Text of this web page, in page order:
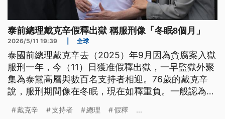
泰前總理戴克辛假釋出獄 稱服刑像「冬眠8個月」
2026/5/11 19:39 全球
泰國前總理戴克辛去（2025）年9月因為貪腐案入獄
服刑一年，今（11）日獲准假釋出獄，一早監獄外聚
集為泰黨高層與數百名支持者相迎。76歲的戴克辛
說，服刑期間像在冬眠，現在如釋重負。一般認為他
戴克辛 支持者 總理 假釋 ...